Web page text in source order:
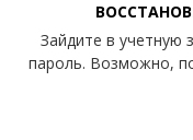
Зайдите в учетную
пароль. Возможно,